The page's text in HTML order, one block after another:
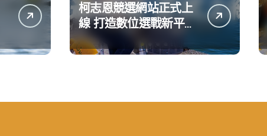
柯志恩競選網站正式上
線 打造數位選戰新平台
公開五大亮點